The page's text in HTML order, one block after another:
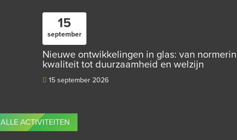
15
september
Nieuwe ontwikkelingen in glas: van
kwaliteit tot duurzaamheid en welzijn
15 september 2026
ALLE ACTIVITEITEN